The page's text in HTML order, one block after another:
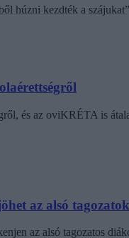
kezdték a
és az oviKRÉTA is
az alsó
az alsó tagozatos